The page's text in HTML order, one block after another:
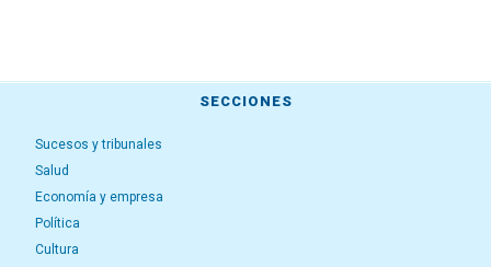
SECCIONES
Sucesos y tribunales
Salud
Economía y empresa
Política
Cultura